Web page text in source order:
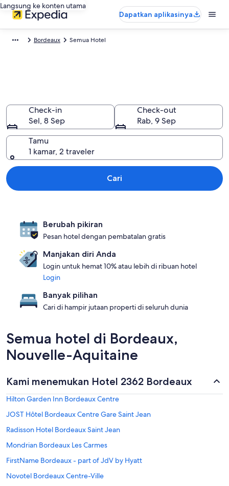
Langsung ke konten utama
Dapatkan aplikasinya
Bordeaux Semua Hotel
Check-in
Sel, 8 Sep
Check-out
Rab, 9 Sep
Tamu
1 kamar, 2 traveler
Cari
Berubah pikiran
Pesan hotel dengan pembatalan gratis
Manjakan diri Anda
Login untuk hemat 10% atau lebih di ribuan hotel
Login
Banyak pilihan
Cari di hampir jutaan properti di seluruh dunia
Semua hotel di Bordeaux,
Nouvelle-Aquitaine
Kami menemukan Hotel 2362 Bordeaux
Hilton Garden Inn Bordeaux Centre
JOST Hôtel Bordeaux Centre Gare Saint Jean
Radisson Hotel Bordeaux Saint Jean
Mondrian Bordeaux Les Carmes
FirstName Bordeaux - part of JdV by Hyatt
Novotel Bordeaux Centre-Ville